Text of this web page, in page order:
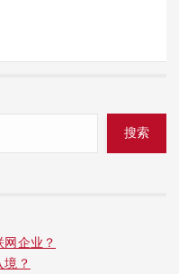
搜索
企业？
？